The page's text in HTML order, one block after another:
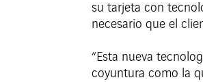
su tarjeta con
necesario que el
“Esta nueva
coyuntura como la